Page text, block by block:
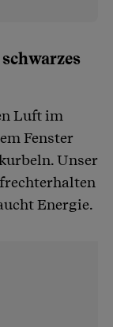
Luft im
Fenster
Unser
Energie.